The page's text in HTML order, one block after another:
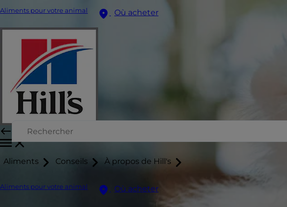
Aliments pour votre animal Où acheter
Aliments Conseils À propos de Hill's
Aliments pour votre animal Où acheter